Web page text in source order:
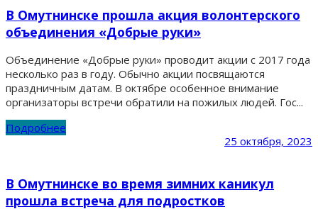
В Омутнинске прошла акция волонтерского
объединения «Добрые руки»
Объединение «Добрые руки» проводит акции с 2017 года
несколько раз в году. Обычно акции посвящаются
праздничным датам. В октябре особенное внимание
организаторы встречи обратили на пожилых людей. Гос...
Подробнее
25 октября, 2023
В Омутнинске во время зимних каникул
прошла встреча для подростков